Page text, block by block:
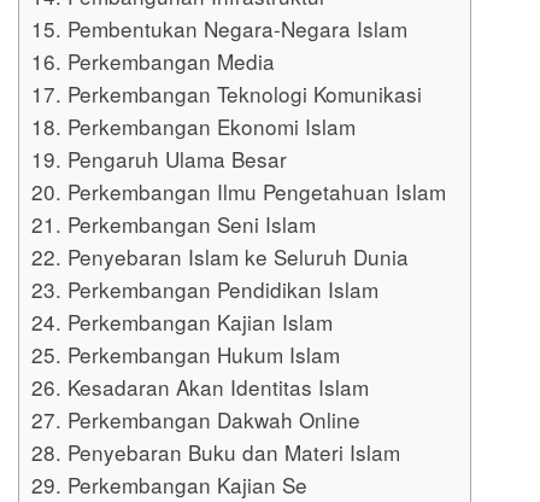
15. Pembentukan Negara-Negara Islam
16. Perkembangan Media
17. Perkembangan Teknologi Komunikasi
18. Perkembangan Ekonomi Islam
19. Pengaruh Ulama Besar
20. Perkembangan Ilmu Pengetahuan Islam
21. Perkembangan Seni Islam
22. Penyebaran Islam ke Seluruh Dunia
23. Perkembangan Pendidikan Islam
24. Perkembangan Kajian Islam
25. Perkembangan Hukum Islam
26. Kesadaran Akan Identitas Islam
27. Perkembangan Dakwah Online
28. Penyebaran Buku dan Materi Islam
29. Perkembangan Kajian Se